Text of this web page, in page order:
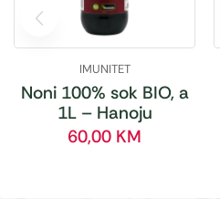
IMUNITET
Noni 100% sok BIO, a
1L – Hanoju
60,00 KM